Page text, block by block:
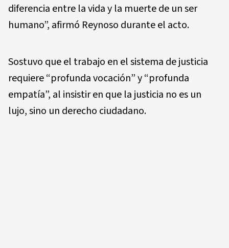
diferencia entre la vida y la muerte de un ser
humano”, afirmó Reynoso durante el acto.
Sostuvo que el trabajo en el sistema de justicia
requiere “profunda vocación” y “profunda
empatía”, al insistir en que la justicia no es un
lujo, sino un derecho ciudadano.